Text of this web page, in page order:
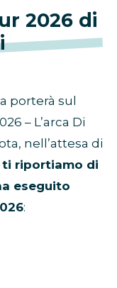
2026 di
porterà sul
– L’arca Di
nell’attesa di
ti riportiamo di
eseguito
: